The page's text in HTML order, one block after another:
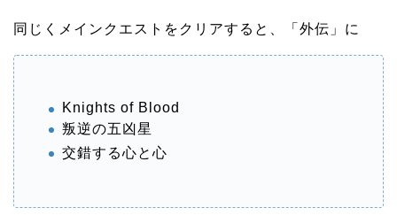
同じくメインクエストをクリアすると、「外伝」に
Knights of Blood
叛逆の五凶星
交錯する心と心